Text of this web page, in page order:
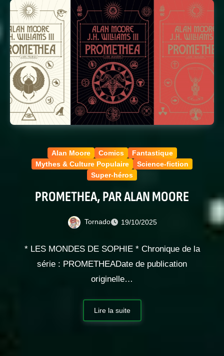
Alan Moore Comics
Fantastique
Mythes & Culture Populaire
Science-fiction
Super-héros
PROMETHEA, PAR ALAN MOORE
Tornado 19/10/2025
* LES MONDES DE SOPHIE * Chronique de la
série : PROMETHEADate de publication
originelle…
Lire la suite